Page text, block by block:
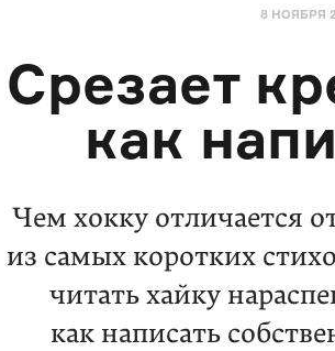
8 НОЯБРЯ
Срезает
как
Чем хокку отличается
из самых коротких
читать хайку
как написать